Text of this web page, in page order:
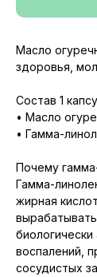
Масло
здоровья,
Состав 1
• Масло
• Гамма-
Почему
Гамма-
жирная
воспалений,
сосудистых